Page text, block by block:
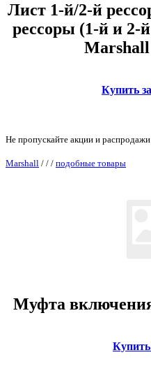
Лист 1-й/2-й
рессоры (1-й и 2-
Marshall
Купить
Не пропускайте акции и
Marshall / / / подобные товары
Муфта
Купить